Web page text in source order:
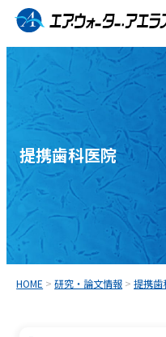
コ
ン
テ
ン
へ
ス
キ
ッ
プ
提携歯科医院
HOME >研究・論文情報 >提携歯